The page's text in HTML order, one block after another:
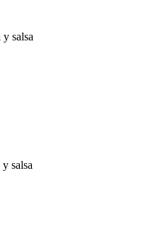
salsa
salsa